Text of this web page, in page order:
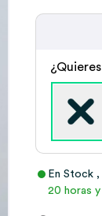
En Stock ,
20 horas